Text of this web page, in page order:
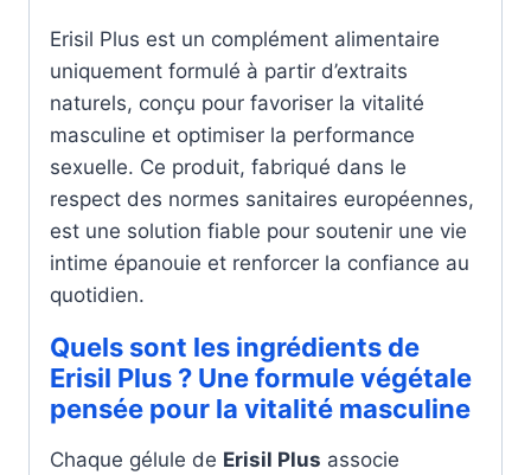
Erisil Plus est un complément alimentaire
uniquement formulé à partir d’extraits
naturels, conçu pour favoriser la vitalité
masculine et optimiser la performance
sexuelle. Ce produit, fabriqué dans le
respect des normes sanitaires européennes,
est une solution fiable pour soutenir une vie
intime épanouie et renforcer la confiance au
quotidien.
Quels sont les ingrédients de
Erisil Plus ? Une formule végétale
pensée pour la vitalité masculine
Chaque gélule de Erisil Plus associe